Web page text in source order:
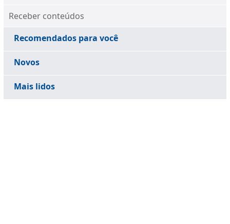
Receber conteúdos
Recomendados para você
Novos
Mais lidos